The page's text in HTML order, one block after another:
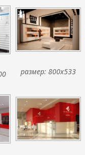
размер: 800x533